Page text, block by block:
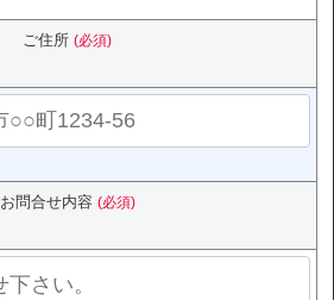
ご住所(必須)
お問合せ内容 (必須)